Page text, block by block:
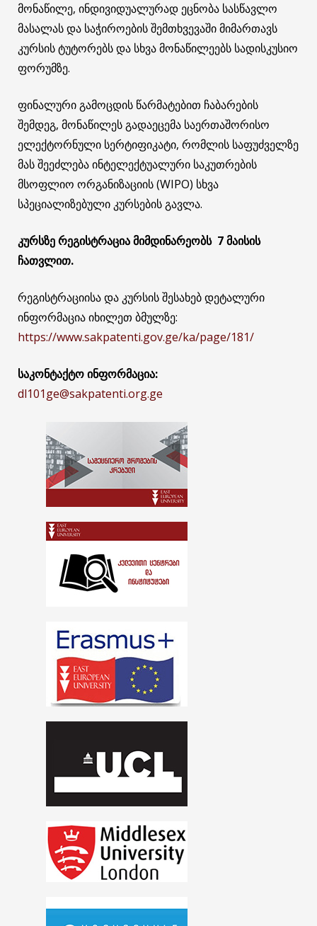
მონაწილე, ინდივიდუალურად ეცნობა სასწავლო
მასალას და საჭიროების შემთხვევაში მიმართავს
კურსის ტუტორებს და სხვა მონაწილეებს სადისკუსიო
ფორუმზე.
ფინალური გამოცდის წარმატებით ჩაბარების
შემდეგ, მონაწილეს გადაეცემა საერთაშორისო
ელექტორნული სერტიფიკატი, რომლის საფუძველზე
მას შეეძლება ინტელექტუალური საკუთრების
მსოფლიო ორგანიზაციის (WIPO) სხვა
სპეციალიზებული კურსების გავლა.
კურსზე რეგისტრაცია მიმდინარეობს 7 მაისის
ჩათვლით.
რეგისტრაციისა და კურსის შესახებ დეტალური
ინფორმაცია იხილეთ ბმულზე:
https://www.sakpatenti.gov.ge/ka/page/181/
საკონტაქტო ინფორმაცია:
dl101ge@sakpatenti.org.ge